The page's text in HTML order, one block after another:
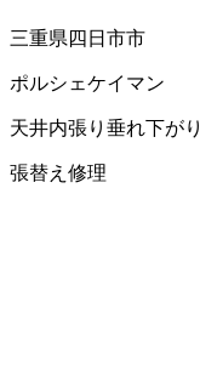
三重県四日市市
ポルシェケイマン
天井内張り垂れ下がり
張替え修理